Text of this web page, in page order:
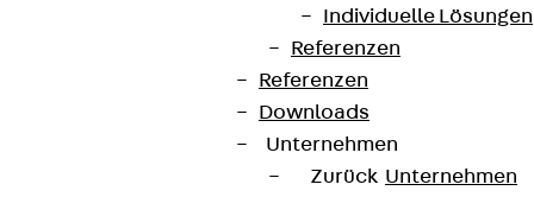
Individuelle Lösungen
Referenzen
Referenzen
Downloads
Unternehmen
Zurück Unternehmen